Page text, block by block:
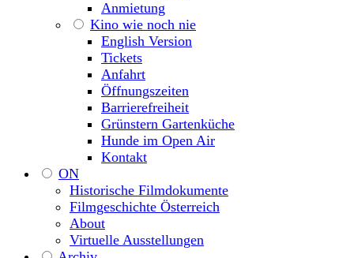
Anmietung
Kino wie noch nie
English Version
Tickets
Anfahrt
Öffnungszeiten
Barrierefreiheit
Grünstern Gartenküche
Hunde im Open Air
Kontakt
ON
Historische Filmdokumente
Filmgeschichte Österreich
About
Virtuelle Ausstellungen